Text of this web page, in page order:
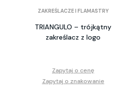
ZAKREŚLACZE I FLAMASTRY
TRIANGULO – trójkątny
zakreślacz z logo
Zapytaj o cenę
Zapytaj o znakowanie